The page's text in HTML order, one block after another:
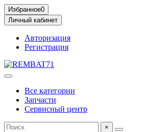
Избранное0
Личный кабинет
Авторизация
Регистрация
Все категории
Запчасти
Сервисный центр
×